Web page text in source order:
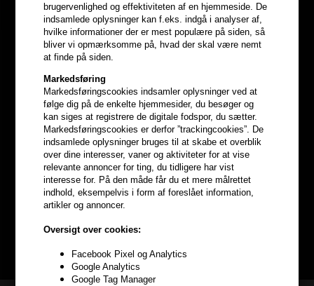
brugervenlighed og effektiviteten af en hjemmeside. De
indsamlede oplysninger kan f.eks. indgå i analyser af,
hvilke informationer der er mest populære på siden, så
bliver vi opmærksomme på, hvad der skal være nemt
at finde på siden.
Markedsføring
Markedsføringscookies indsamler oplysninger ved at
følge dig på de enkelte hjemmesider, du besøger og
kan siges at registrere de digitale fodspor, du sætter.
Markedsføringscookies er derfor ”trackingcookies”. De
indsamlede oplysninger bruges til at skabe et overblik
over dine interesser, vaner og aktiviteter for at vise
relevante annoncer for ting, du tidligere har vist
interesse for. På den måde får du et mere målrettet
indhold, eksempelvis i form af foreslået information,
artikler og annoncer.
Oversigt over cookies:
Facebook Pixel og Analytics
Google Analytics
Google Tag Manager
Optjen5% bonuskronerpå
hele din ordre
Bliv helt gratis en del af vores kundeklub og optjen rabatter når du
handler
BLIV GRATIS MEDLEM HER